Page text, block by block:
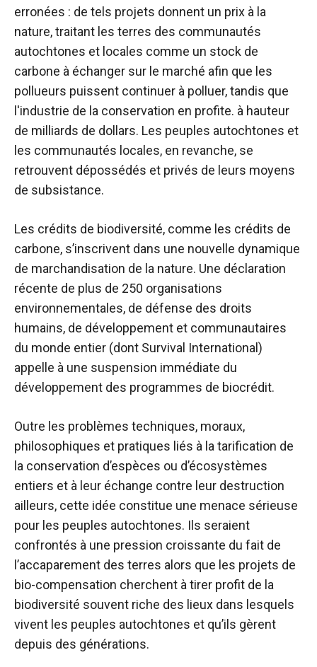
erronées : de tels projets donnent un prix à la
nature, traitant les terres des communautés
autochtones et locales comme un stock de
carbone à échanger sur le marché afin que les
pollueurs puissent continuer à polluer, tandis que
l'industrie de la conservation en profite. à hauteur
de milliards de dollars. Les peuples autochtones et
les communautés locales, en revanche, se
retrouvent dépossédés et privés de leurs moyens
de subsistance.
Les crédits de biodiversité, comme les crédits de
carbone, s’inscrivent dans une nouvelle dynamique
de marchandisation de la nature. Une déclaration
récente de plus de 250 organisations
environnementales, de défense des droits
humains, de développement et communautaires
du monde entier (dont Survival International)
appelle à une suspension immédiate du
développement des programmes de biocrédit.
Outre les problèmes techniques, moraux,
philosophiques et pratiques liés à la tarification de
la conservation d’espèces ou d’écosystèmes
entiers et à leur échange contre leur destruction
ailleurs, cette idée constitue une menace sérieuse
pour les peuples autochtones. Ils seraient
confrontés à une pression croissante du fait de
l’accaparement des terres alors que les projets de
bio-compensation cherchent à tirer profit de la
biodiversité souvent riche des lieux dans lesquels
vivent les peuples autochtones et qu’ils gèrent
depuis des générations.